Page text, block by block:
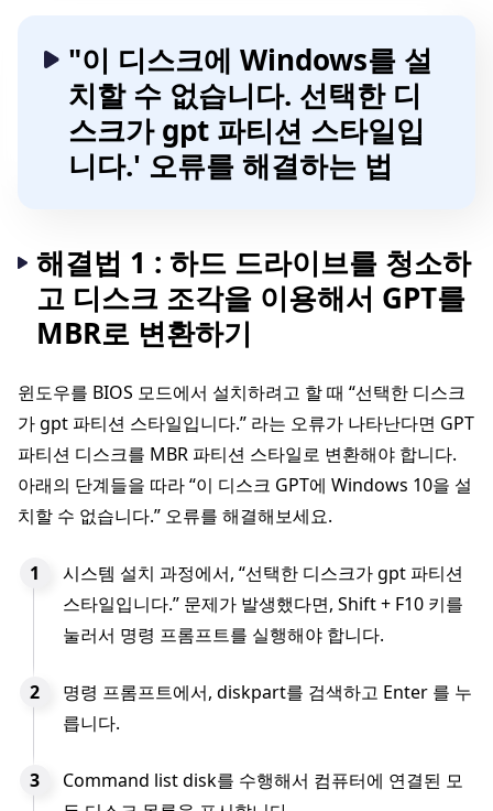
"이 디스크에 Windows를 설
치할 수 없습니다. 선택한 디
스크가 gpt 파티션 스타일입
니다.' 오류를 해결하는 법
해결법 1 : 하드 드라이브를 청소하
고 디스크 조각을 이용해서 GPT를
MBR로 변환하기
윈도우를 BIOS 모드에서 설치하려고 할 때 “선택한 디스크
가 gpt 파티션 스타일입니다.” 라는 오류가 나타난다면 GPT
파티션 디스크를 MBR 파티션 스타일로 변환해야 합니다.
아래의 단계들을 따라 “이 디스크 GPT에 Windows 10을 설
치할 수 없습니다.” 오류를 해결해보세요.
시스템 설치 과정에서, “선택한 디스크가 gpt 파티션
스타일입니다.” 문제가 발생했다면, Shift + F10 키를
눌러서 명령 프롬프트를 실행해야 합니다.
명령 프롬프트에서, diskpart를 검색하고 Enter 를 누
릅니다.
Command list disk를 수행해서 컴퓨터에 연결된 모